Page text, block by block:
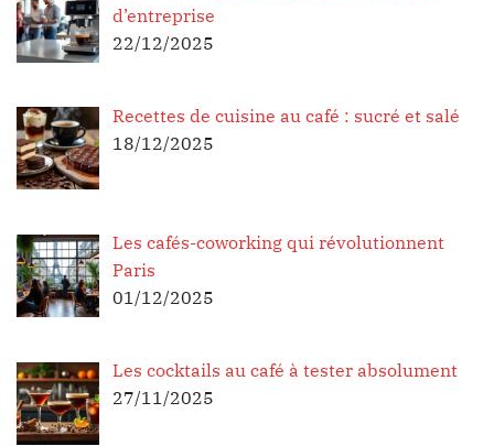
d’entreprise
22/12/2025
Recettes de cuisine au café : sucré et salé
18/12/2025
Les cafés-coworking qui révolutionnent
Paris
01/12/2025
Les cocktails au café à tester absolument
27/11/2025